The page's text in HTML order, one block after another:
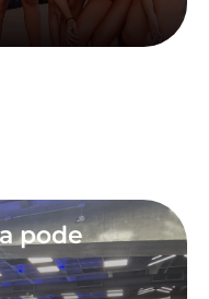
pode